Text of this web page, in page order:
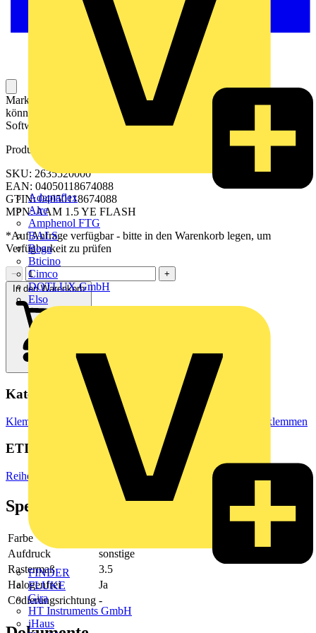
Adaptaflex
Alre
Amphenol FTG
BALS
Bega
Bticino
Cimco
DOTLUX GmbH
Elso
FINDER
FLUKE
Gira
HT Instruments GmbH
iHaus
Markierer für die Beschriftung von Klemmen. Die Markierer
können mit einem Drucker oder Plotter und entsprechender
Software beschriftet werden.
Produktkennzeichen
SKU: 2635520000
EAN: 04050118674088
GTIN: 04050118674088
MPN: AAM 1.5 YE FLASH
*Auf Anfrage verfügbar - bitte in den Warenkorb legen, um
Verfügbarkeit zu prüfen
−
+
In den Warenkorb
Kategorien
Klemmen, Steckverbinder & Verbindungselemente Reihenklemmen
ETIM Group
Reihenklemmen
Spezifikationen
Farbe
Aufdruck
sonstige
Rastermaß
3.5
Halogenfrei
Ja
Codierungsrichtung -